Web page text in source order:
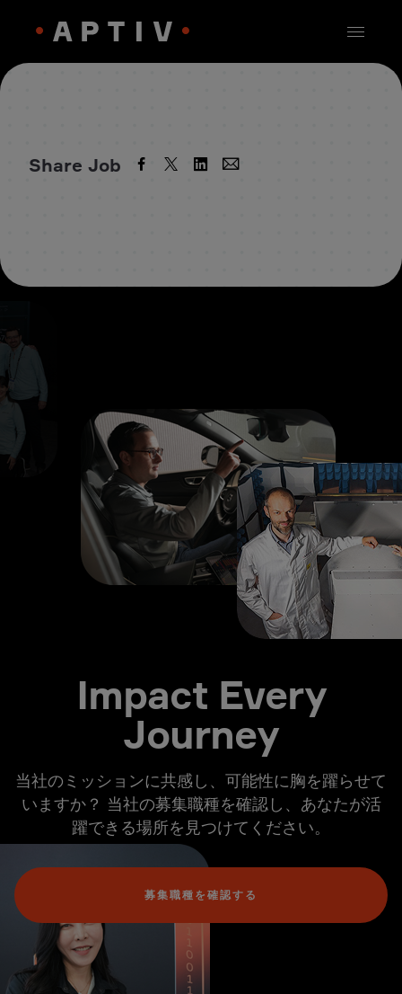
Share Job
Impact Every
Journey
当社のミッションに共感し、可能性に胸を躍らせて
いますか？ 当社の募集職種を確認し、あなたが活
躍できる場所を見つけてください。
募集職種を確認する